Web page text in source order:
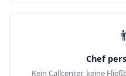
Chef
Kein Callcenter, keine